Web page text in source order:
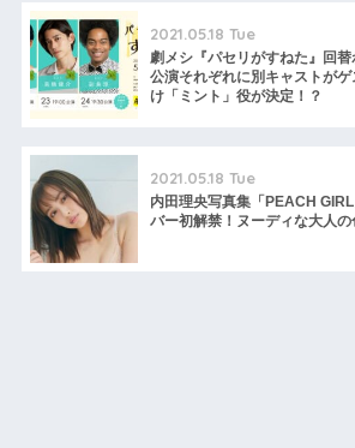
2021.05.18 Tue
劇メシ『パセリがすねた』回
公演それぞれに別キャストが
け「ミント」役が決定！？
2021.05.18 Tue
内田理央写真集「PEACH
バー初解禁！ヌーディな大人